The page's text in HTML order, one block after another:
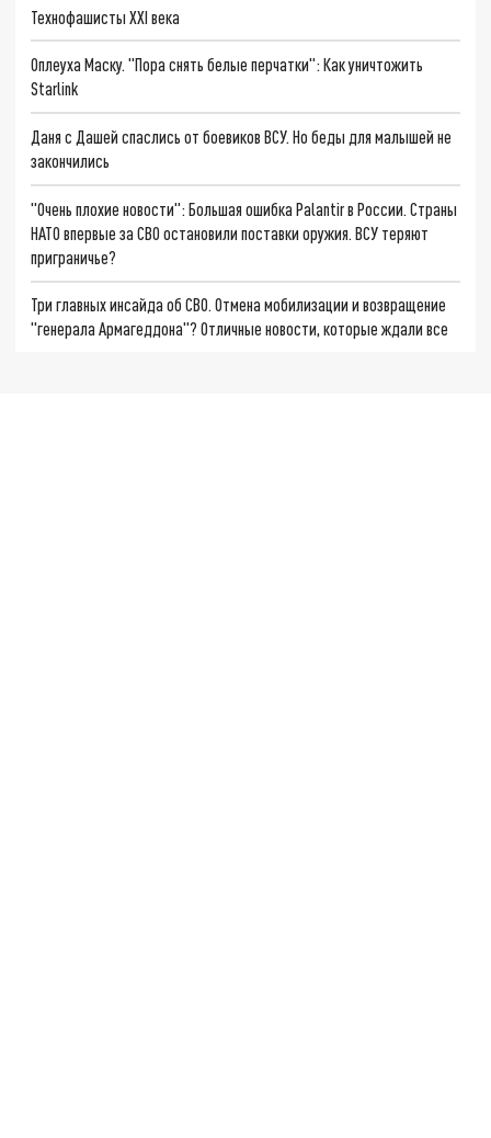
Технофашисты XXI века
Оплеуха Маску. "Пора снять белые перчатки": Как уничтожить
Starlink
Даня с Дашей спаслись от боевиков ВСУ. Но беды для малышей не
закончились
"Очень плохие новости": Большая ошибка Palantir в России. Страны
НАТО впервые за СВО остановили поставки оружия. ВСУ теряют
приграничье?
Три главных инсайда об СВО. Отмена мобилизации и возвращение
"генерала Армагеддона"? Отличные новости, которые ждали все